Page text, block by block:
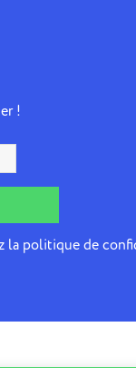
!
la politique de